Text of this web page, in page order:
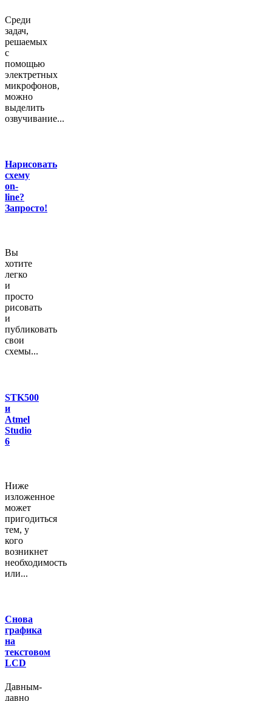
Среди
задач,
решаемых
с
помощью
электретных
микрофонов,
можно
выделить
озвучивание...
Нарисовать
схему
on-
line?
Запросто!
Вы
хотите
легко
и
просто
рисовать
и
публиковать
свои
схемы...
STK500
и
Atmel
Studio
6
Ниже
изложенное
может
пригодиться
тем, у
кого
возникнет
необходимость
или...
Снова
графика
на
текстовом
LCD
Давным-
давно